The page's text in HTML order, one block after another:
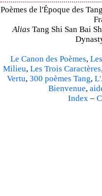
Poèmes de l'Époque des
Alias Tang Shi San Bai
Le Canon des Poèmes,
Milieu, Les Trois Caractères
Vertu, 300 poèmes Tang,
Bienvenue,
Index–